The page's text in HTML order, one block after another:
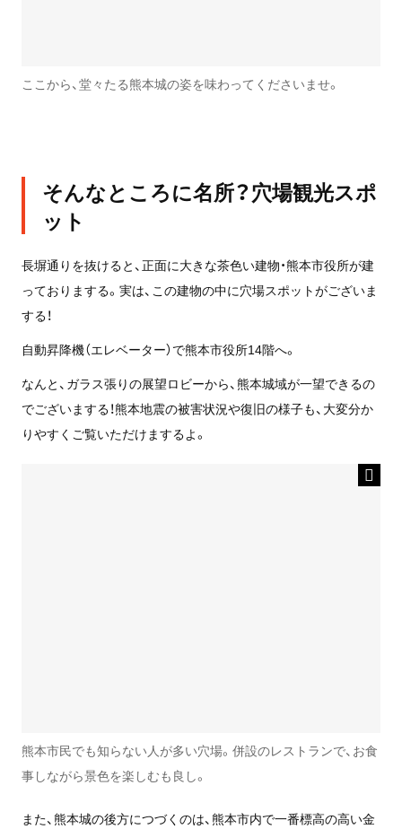
ここから、堂々たる熊本城の姿を味わってくださいませ。
そんなところに名所？穴場観光スポ
ット
長塀通りを抜けると、正面に大きな茶色い建物・熊本市役所が建
っておりまする。実は、この建物の中に穴場スポットがございま
する！
自動昇降機（エレベーター）で熊本市役所14階へ。
なんと、ガラス張りの展望ロビーから、熊本城域が一望できるの
でございまする！熊本地震の被害状況や復旧の様子も、大変分か
りやすくご覧いただけまするよ。
熊本市民でも知らない人が多い穴場。併設のレストランで、お食
事しながら景色を楽しむも良し。
また、熊本城の後方につづくのは、熊本市内で一番標高の高い金